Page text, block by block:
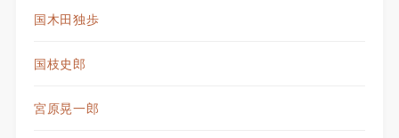
国木田独歩
国枝史郎
宮原晃一郎